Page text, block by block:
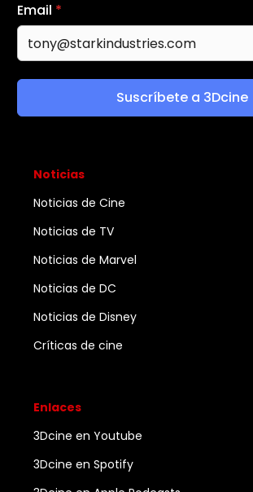
Email *
Suscríbete a 3Dcine
Noticias
Noticias de Cine
Noticias de TV
Noticias de Marvel
Noticias de DC
Noticias de Disney
Críticas de cine
Enlaces
3Dcine en Youtube
3Dcine en Spotify